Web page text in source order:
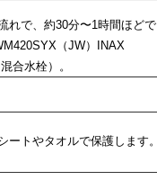
れで、 約30分〜1時間ほどで
（JW）INAX
合水栓）。
ートやタオルで保護します